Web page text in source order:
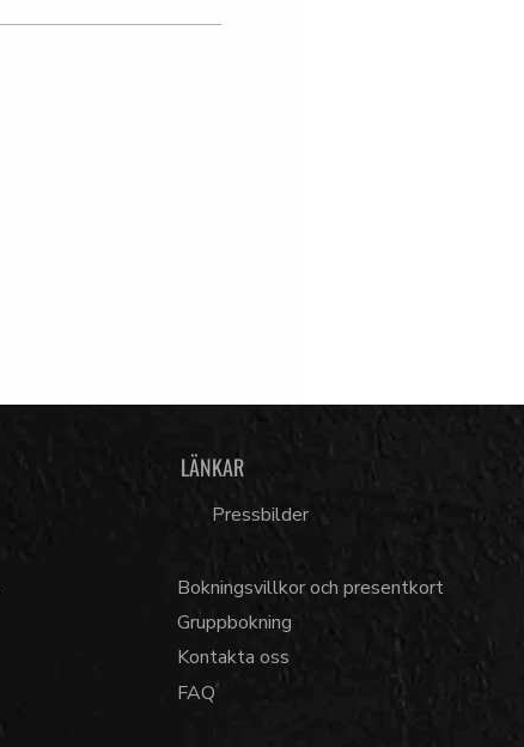
LÄNKAR
Pressbilder
Bokningsvillkor och presentkort
Gruppbokning
Kontakta oss
FAQ